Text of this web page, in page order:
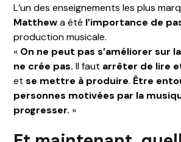
L’un des enseignements les plus
Matthewa été l’importance de
production musicale.
« On ne peut pas s’améliorer sur
ne crée pas. Il faut arrêter de lire
etse mettre à produire. Être
personnes motivées par la
progresser. »